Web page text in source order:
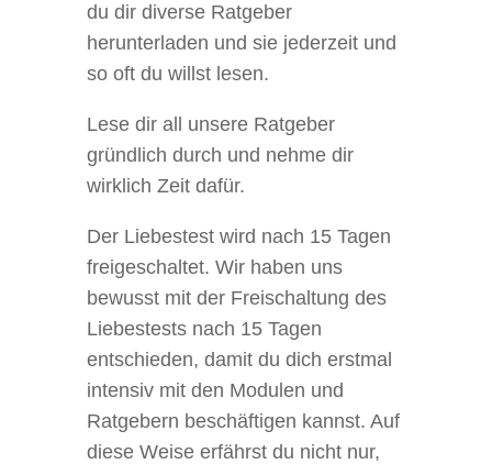
du dir diverse Ratgeber
herunterladen und sie jederzeit und
so oft du willst lesen.
Lese dir all unsere Ratgeber
gründlich durch und nehme dir
wirklich Zeit dafür.
Der Liebestest wird nach 15 Tagen
freigeschaltet. Wir haben uns
bewusst mit der Freischaltung des
Liebestests nach 15 Tagen
entschieden, damit du dich erstmal
intensiv mit den Modulen und
Ratgebern beschäftigen kannst. Auf
diese Weise erfährst du nicht nur,